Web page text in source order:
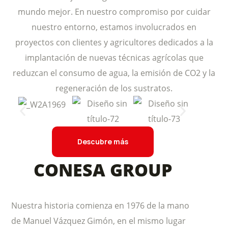
mundo mejor. En nuestro compromiso por cuidar
nuestro entorno, estamos involucrados en
proyectos con clientes y agricultores dedicados a la
implantación de nuevas técnicas agrícolas que
reduzcan el consumo de agua, la emisión de CO2 y la
regeneración de los sustratos.
Descubre más
CONESA GROUP
Nuestra historia comienza en 1976 de la mano
de Manuel Vázquez Gimón, en el mismo lugar